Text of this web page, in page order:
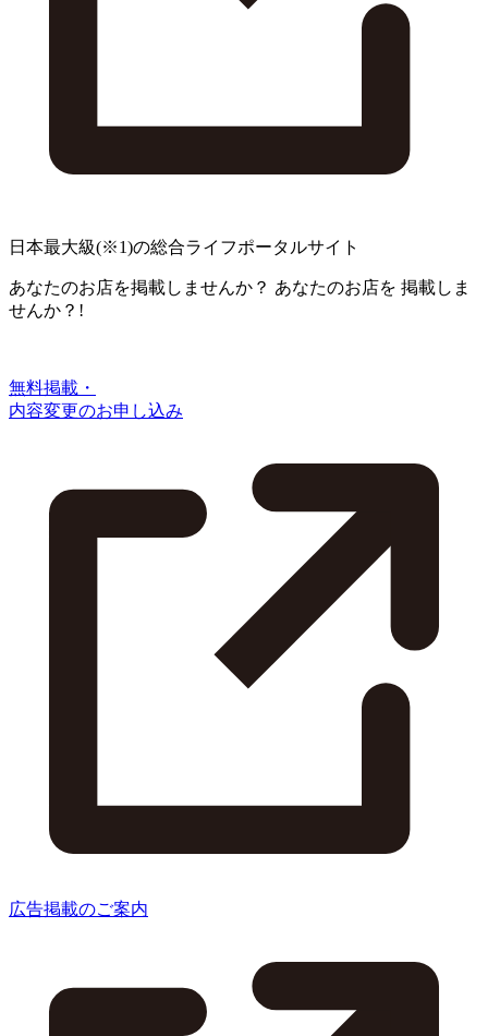
日本最大級(※1)の総合ライフポータルサイト
あなたのお店を掲載しませんか？ あなたのお店を 掲載しま
せんか？!
無料掲載・
内容変更のお申し込み
広告掲載のご案内